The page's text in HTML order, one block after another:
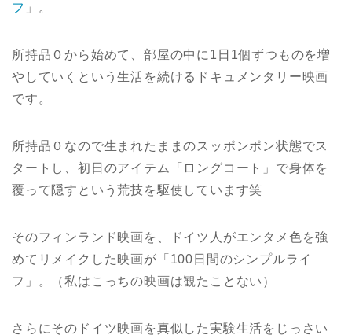
フ 」。
所持品０から始めて、部屋の中に1日1個ずつものを増
やしていくという生活を続けるドキュメンタリー映画
です。
所持品０なので生まれたままのスッポンポン状態でス
タートし、初日のアイテム「ロングコート」で身体を
覆って隠すという荒技を駆使しています笑
そのフィンランド映画を、ドイツ人がエンタメ色を強
めてリメイクした映画が「100日間のシンプルライ
フ」。（私はこっちの映画は観たことない）
さらにそのドイツ映画を真似した実験生活をじっさい